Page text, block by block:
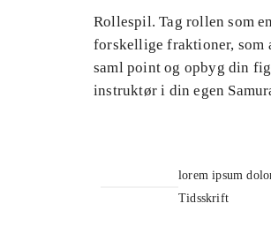
Rollespil. Tag rollen som
forskellige fraktioner, som
saml point og opbyg din
instruktør i din egen
lorem ipsum
Tidsskrift